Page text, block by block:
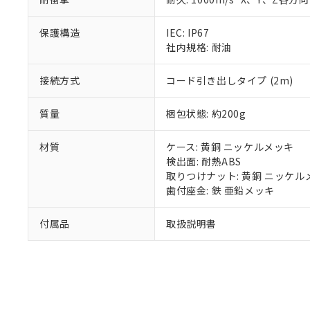
保護構造
IEC: IP67
社内規格: 耐油
接続方式 コード引き出しタイプ (2m)
質量 梱包状態: 約200g
材質
ケース: 黄銅 ニッケルメッキ
検出面: 耐熱ABS
取りつけナット: 黄銅 ニッケル
歯付座金: 鉄 亜鉛メッキ
付属品 取扱説明書
混在することから